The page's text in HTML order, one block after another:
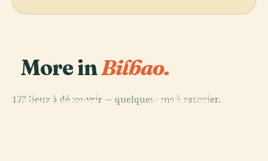
More inBilbao.
173 lieux à découvrir — quelques-uns à associer.
PLACE
Guggenheim
PLACE
Musée des